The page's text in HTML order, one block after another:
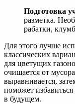
Подготовка
разметка.
рабатки,
Для этого лучше
классических
для цветущих
очищается от
выравнивается,
поможет
в будущем.